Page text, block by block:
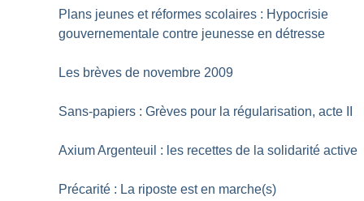
Plans jeunes et réformes scolaires : Hypocrisie
gouvernementale contre jeunesse en détresse
Les brèves de novembre 2009
Sans-papiers : Grèves pour la régularisation, acte II
Axium Argenteuil : les recettes de la solidarité active
Précarité : La riposte est en marche(s)